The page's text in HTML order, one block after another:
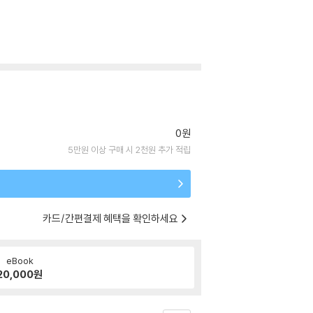
0원
5만원 이상 구매 시 2천원 추가 적립
카드/간편결제 혜택을 확인하세요
eBook
원